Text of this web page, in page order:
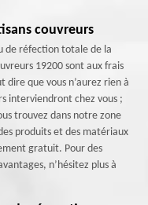
couvreurs
de réfection totale de la
19200 sont aux frais
dire que vous n’aurez rien à
interviendront chez vous ;
trouvez dans notre zone
produits et des matériaux
gratuit. Pour des
n’hésitez plus à